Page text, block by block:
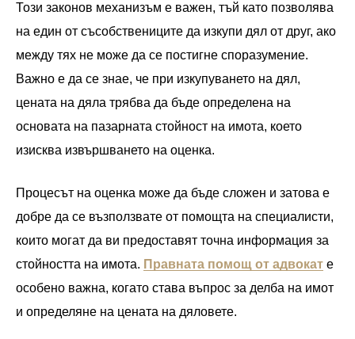
Този законов механизъм е важен, тъй като позволява
на един от съсобствениците да изкупи дял от друг, ако
между тях не може да се постигне споразумение.
Важно е да се знае, че при изкупуването на дял,
цената на дяла трябва да бъде определена на
основата на пазарната стойност на имота, което
изисква извършването на оценка.
Процесът на оценка може да бъде сложен и затова е
добре да се възползвате от помощта на специалисти,
които могат да ви предоставят точна информация за
стойността на имота. Правната помощ от адвокат е
особено важна, когато става въпрос за делба на имот
и определяне на цената на дяловете.